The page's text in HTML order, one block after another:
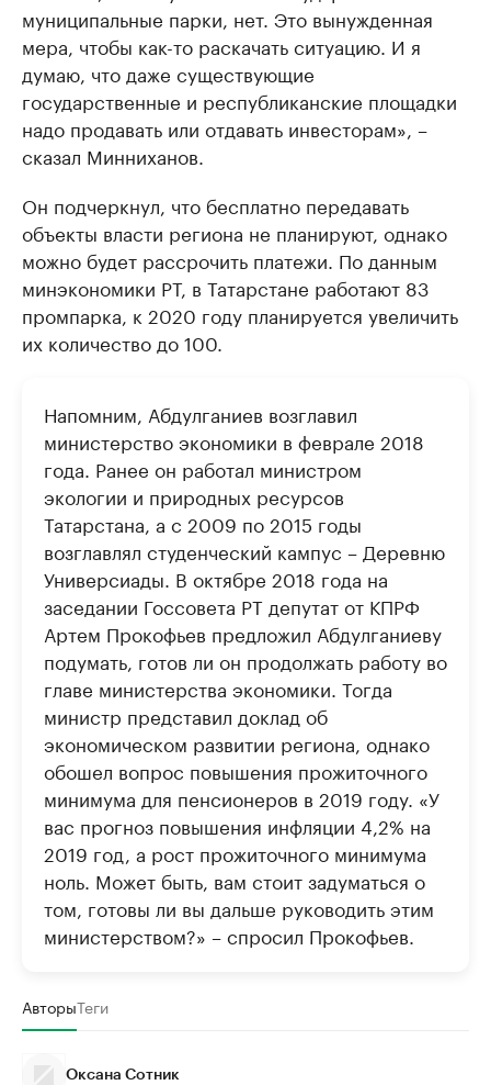
муниципальные парки, нет. Это вынужденная
мера, чтобы как-то раскачать ситуацию. И я
думаю, что даже существующие
государственные и республиканские площадки
надо продавать или отдавать инвесторам», –
сказал Минниханов.
Он подчеркнул, что бесплатно передавать
объекты власти региона не планируют, однако
можно будет рассрочить платежи.​ По данным
минэкономики РТ, в Татарстане работают 83
промпарка, к 2020 году планируется увеличить
их количество до 100.
Напомним, Абдулганиев возглавил
министерство экономики в феврале 2018
года. Ранее он работал министром
экологии и природных ресурсов
Татарстана, а с 2009 по 2015 годы
возглавлял студенческий кампус – Деревню
Универсиады. В октябре 2018 года на
заседании Госсовета РТ депутат от КПРФ
Артем Прокофьев предложил Абдулганиеву
подумать, готов ли он продолжать работу во
главе министерства экономики. Тогда
министр представил доклад об
экономическом развитии региона, однако
обошел вопрос повышения прожиточного
минимума для пенсионеров в 2019 году. «У
вас прогноз повышения инфляции 4,2% на
2019 год, а рост прожиточного минимума
ноль. Может быть, вам стоит задуматься о
том, готовы ли вы дальше руководить этим
министерством?» – спросил Прокофьев.
АвторыТеги
Оксана Сотник